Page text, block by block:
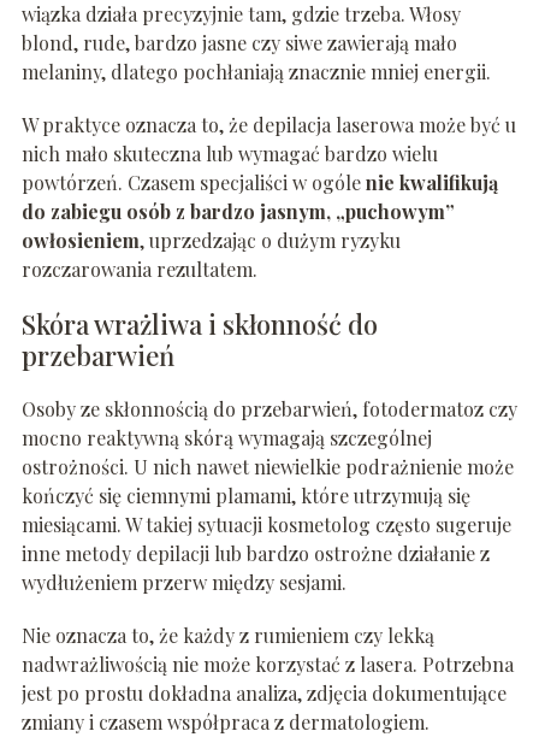
wiązka działa precyzyjnie tam, gdzie trzeba. Włosy
blond, rude, bardzo jasne czy siwe zawierają mało
melaniny, dlatego pochłaniają znacznie mniej energii.
W praktyce oznacza to, że depilacja laserowa może być u
nich mało skuteczna lub wymagać bardzo wielu
powtórzeń. Czasem specjaliści w ogólenie kwalifikują
do zabiegu osób z bardzo jasnym, „puchowym”
owłosieniem, uprzedzając o dużym ryzyku
rozczarowania rezultatem.
Skóra wrażliwa i skłonność do
przebarwień
Osoby ze skłonnością do przebarwień, fotodermatoz czy
mocno reaktywną skórą wymagają szczególnej
ostrożności. U nich nawet niewielkie podrażnienie może
kończyć się ciemnymi plamami, które utrzymują się
miesiącami. W takiej sytuacji kosmetolog często sugeruje
inne metody depilacji lub bardzo ostrożne działanie z
wydłużeniem przerw między sesjami.
Nie oznacza to, że każdy z rumieniem czy lekką
nadwrażliwością nie może korzystać z lasera. Potrzebna
jest po prostu dokładna analiza, zdjęcia dokumentujące
zmiany i czasem współpraca z dermatologiem.